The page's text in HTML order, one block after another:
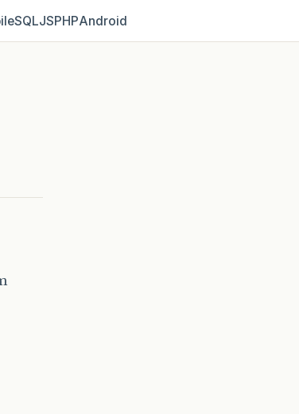
SQLJSPHPAndroid